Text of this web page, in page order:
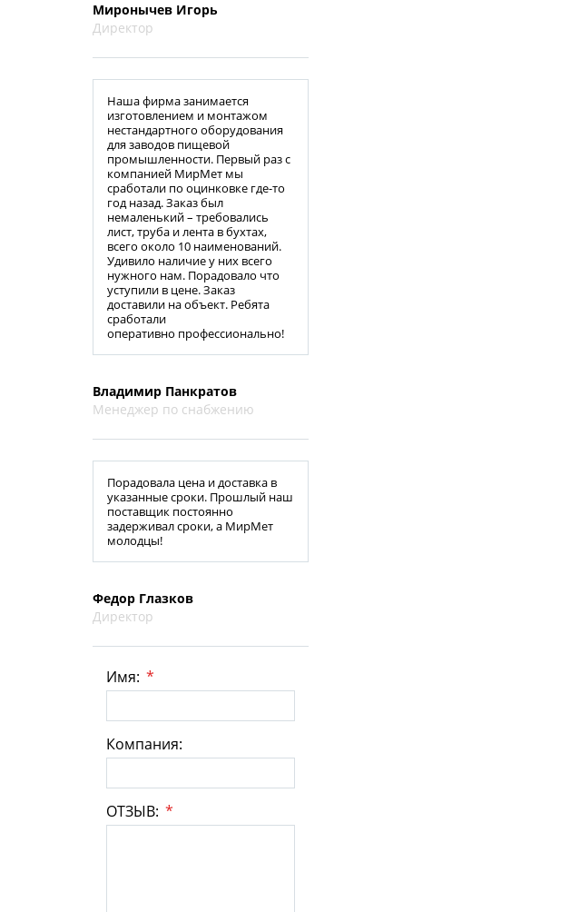
Миронычев Игорь
Директор
Наша фирма занимается
изготовлением и монтажом
нестандартного оборудования
для заводов пищевой
промышленности. Первый раз с
компанией МирМет мы
сработали по оцинковке где-то
год назад. Заказ был
немаленький – требовались
лист, труба и лента в бухтах,
всего около 10 наименований.
Удивило наличие у них всего
нужного нам. Порадовало что
уступили в цене. Заказ
доставили на объект. Ребята
сработали
оперативно профессионально!
Владимир Панкратов
Менеджер по снабжению
Порадовала цена и доставка в
указанные сроки. Прошлый наш
поставщик постоянно
задерживал сроки, а МирМет
молодцы!
Федор Глазков
Директор
Имя: *
Компания:
ОТЗЫВ: *